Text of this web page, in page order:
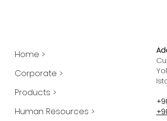
Home >
Corporate >
Products >
Human Resources >